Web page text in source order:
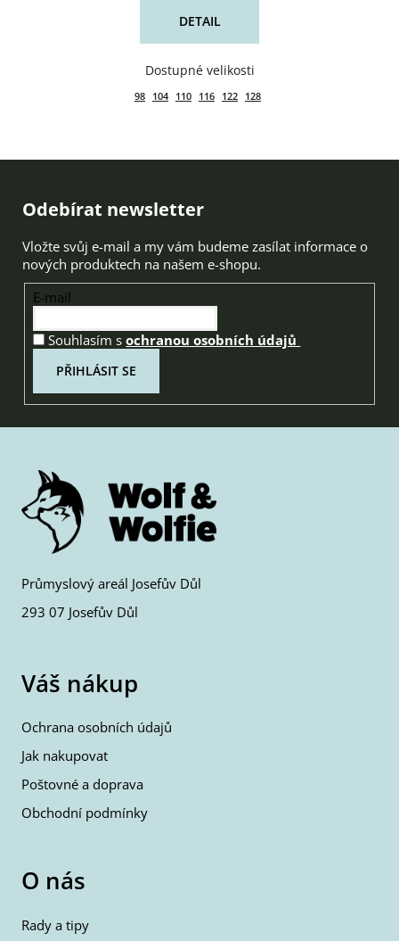
DETAIL
98 104 110 116 122 128
Zápatí
Odebírat newsletter
Vložte svůj e-mail a my vám budeme zasílat informace o
nových produktech na našem e-shopu.
E-mail
Souhlasím sochranou osobních údajů
PŘIHLÁSIT SE
Průmyslový areál Josefův Důl
293 07 Josefův Důl
Váš nákup
Ochrana osobních údajů
Jak nakupovat
Poštovné a doprava
Obchodní podmínky
O nás
Rady a tipy